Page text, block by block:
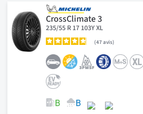
CrossClimate 3
235/55 R 17 103Y XL
47 avis